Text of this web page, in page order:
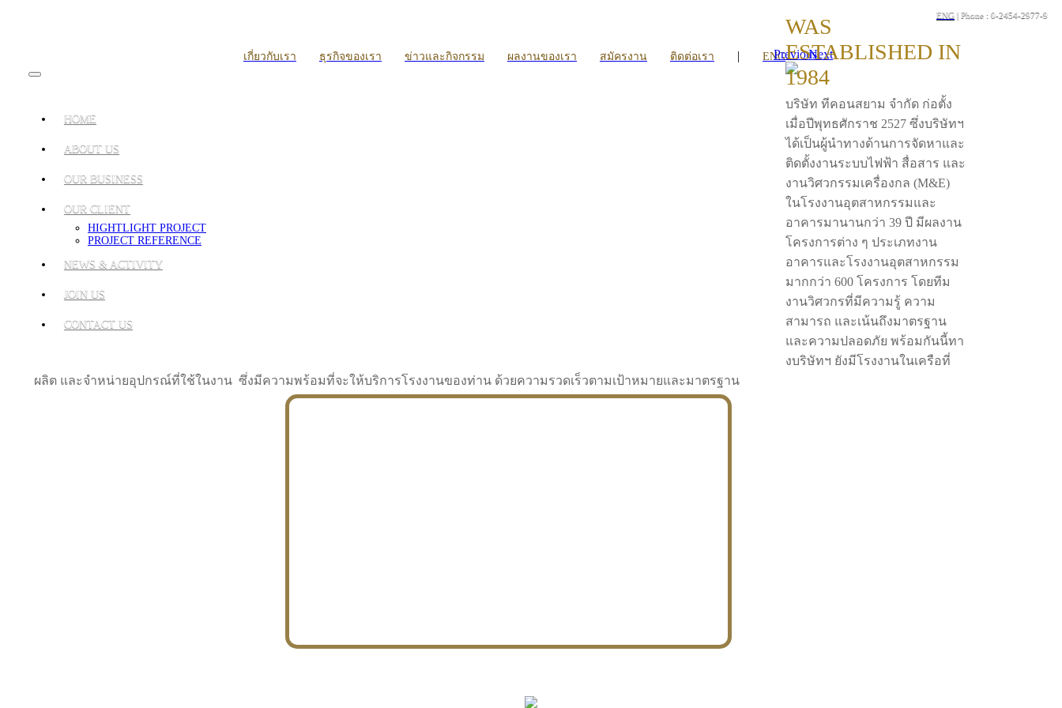
ENG | Phone : 0-2454-2977-9
เกี่ยวกับเรา ธุรกิจของเรา ข่าวและกิจกรรม ผลงานของเรา สมัครงาน ติดต่อเรา | ENG
HOME
ABOUT US
OUR BUSINESS
OUR CLIENT
HIGHTLIGHT PROJECT
PROJECT REFERENCE
NEWS & ACTIVITY
JOIN US
CONTACT US
PreviousNext
WAS
ESTABLISHED IN
1984
บริษัท ทีคอนสยาม จำกัด ก่อตั้ง
เมื่อปีพุทธศักราช 2527 ซึ่งบริษัทฯ
ได้เป็นผู้นำทางด้านการจัดหาและ
ติดตั้งงานระบบไฟฟ้า สื่อสาร และ
งานวิศวกรรมเครื่องกล (M&E)
ในโรงงานอุตสาหกรรมและ
อาคารมานานกว่า 39 ปี มีผลงาน
โครงการต่าง ๆ ประเภทงาน
อาคารและโรงงานอุตสาหกรรม
มากกว่า 600 โครงการ โดยทีม
งานวิศวกรที่มีความรู้ ความ
สามารถ และเน้นถึงมาตรฐาน
และความปลอดภัย พร้อมกันนี้ทา
งบริษัทฯ ยังมีโรงงานในเครือที่
ผลิต และจำหน่ายอุปกรณ์ที่ใช้ในงาน ซึ่งมีความพร้อมที่จะให้บริการโรงงานของท่าน ด้วยความรวดเร็วตามเป้าหมายและมาตรฐาน